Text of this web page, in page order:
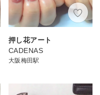
押し花アート
CADENAS
大阪梅田駅